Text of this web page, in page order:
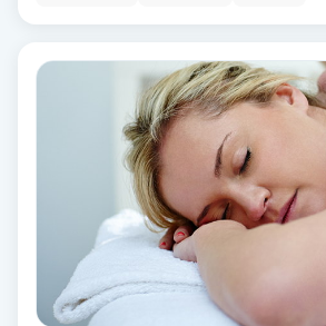
Japansk massage
Katun fransar
Kemisk peeling
Keratinbehandling